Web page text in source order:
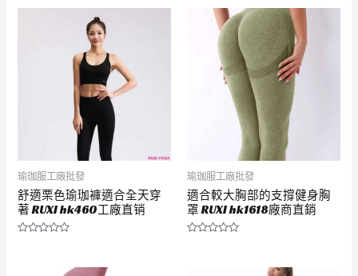
分
瑜珈服工廠批發
舒適栗色瑜珈褲適合全天穿
著 RUXI hk460工廠直销
瑜珈服工廠批發
適合較大胸部的支撐健身胸
罩 RUXI hk1618廠商直銷